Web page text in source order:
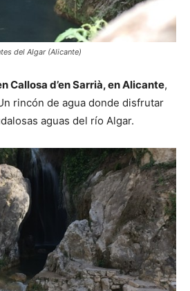
del Algar (Alicante)
Callosa d’en Sarrià, en Alicante,
rincón de agua donde disfrutar
aguas del río Algar.